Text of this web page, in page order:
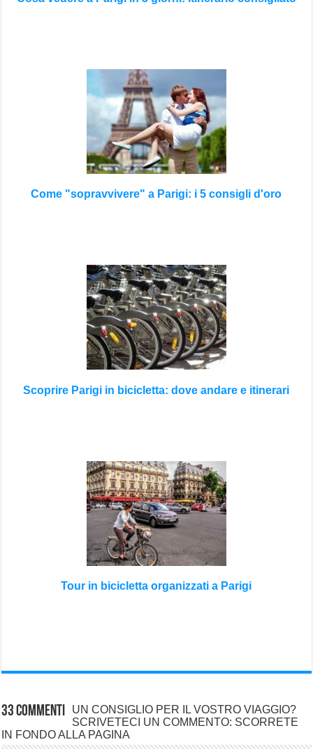
Come "sopravvivere" a Parigi: i 5 consigli d'oro
Scoprire Parigi in bicicletta: dove andare e itinerari
Tour in bicicletta organizzati a Parigi
33 commenti
UN CONSIGLIO PER IL VOSTRO VIAGGIO?
SCRIVETECI UN COMMENTO: SCORRETE
IN FONDO ALLA PAGINA